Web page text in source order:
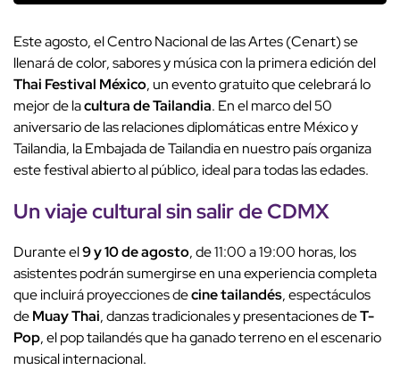
Este agosto, el Centro Nacional de las Artes (Cenart) se
llenará de color, sabores y música con la primera edición del
Thai Festival México, un evento gratuito que celebrará lo
mejor de lacultura de Tailandia. En el marco del 50
aniversario de las relaciones diplomáticas entre México y
Tailandia, la Embajada de Tailandia en nuestro país organiza
este festival abierto al público, ideal para todas las edades.
Unviaje culturalsin salir deCDMX
Durante el9 y 10 de agosto, de 11:00 a 19:00 horas, los
asistentes podrán sumergirse en una experiencia completa
que incluirá proyecciones decine tailandés, espectáculos
deMuay Thai, danzas tradicionales y presentaciones deT-
Pop, el pop tailandés que ha ganado terreno en el escenario
musical internacional.